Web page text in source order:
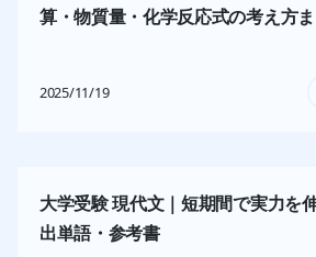
算・物質量・化学反応式の考え方
2025/11/19
大学受験 現代文｜短期間で実力を
出単語・参考書